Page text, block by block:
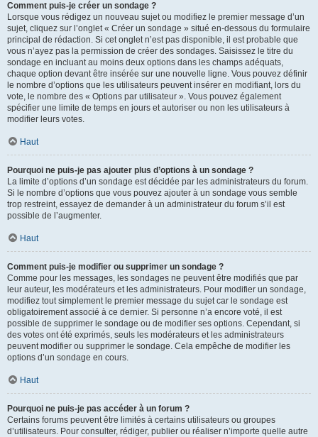
Comment puis-je créer un sondage ?
Lorsque vous rédigez un nouveau sujet ou modifiez le premier message d’un
sujet, cliquez sur l’onglet « Créer un sondage » situé en-dessous du formulaire
principal de rédaction. Si cet onglet n’est pas disponible, il est probable que
vous n’ayez pas la permission de créer des sondages. Saisissez le titre du
sondage en incluant au moins deux options dans les champs adéquats,
chaque option devant être insérée sur une nouvelle ligne. Vous pouvez définir
le nombre d’options que les utilisateurs peuvent insérer en modifiant, lors du
vote, le nombre des « Options par utilisateur ». Vous pouvez également
spécifier une limite de temps en jours et autoriser ou non les utilisateurs à
modifier leurs votes.
Haut
Pourquoi ne puis-je pas ajouter plus d’options à un sondage ?
La limite d’options d’un sondage est décidée par les administrateurs du forum.
Si le nombre d’options que vous pouvez ajouter à un sondage vous semble
trop restreint, essayez de demander à un administrateur du forum s’il est
possible de l’augmenter.
Haut
Comment puis-je modifier ou supprimer un sondage ?
Comme pour les messages, les sondages ne peuvent être modifiés que par
leur auteur, les modérateurs et les administrateurs. Pour modifier un sondage,
modifiez tout simplement le premier message du sujet car le sondage est
obligatoirement associé à ce dernier. Si personne n’a encore voté, il est
possible de supprimer le sondage ou de modifier ses options. Cependant, si
des votes ont été exprimés, seuls les modérateurs et les administrateurs
peuvent modifier ou supprimer le sondage. Cela empêche de modifier les
options d’un sondage en cours.
Haut
Pourquoi ne puis-je pas accéder à un forum ?
Certains forums peuvent être limités à certains utilisateurs ou groupes
d’utilisateurs. Pour consulter, rédiger, publier ou réaliser n’importe quelle autre